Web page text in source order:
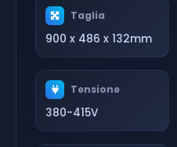
Taglia
900 x 486 x 132mm
Tensione
380-415V